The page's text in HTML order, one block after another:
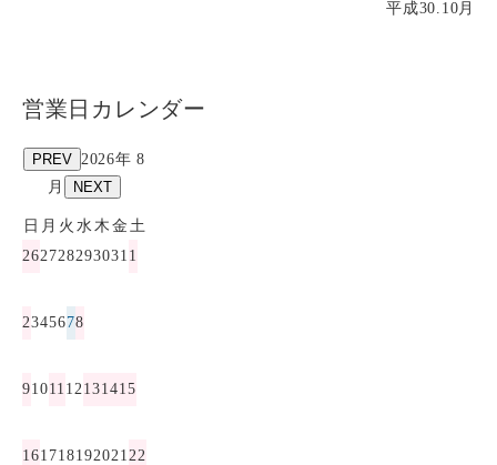
平成30.10月
営業日カレンダー
PREV 2026年 8
月
NEXT
日 月 火 水木 金 土
262728293031 1
2345678
91011 12131415
16171819202122